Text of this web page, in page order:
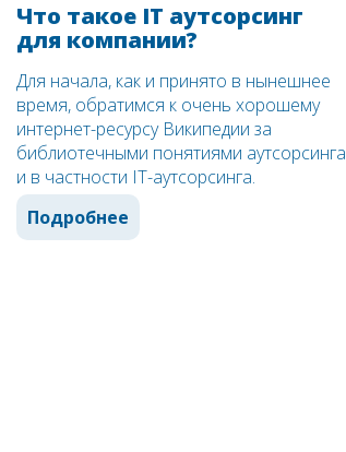
Что такое IT аутсорсинг
для компании?
Для начала, как и принято в нынешнее
время, обратимся к очень хорошему
интернет-ресурсу Википедии за
библиотечными понятиями аутсорсинга
и в частности IT-аутсорсинга.
Подробнее